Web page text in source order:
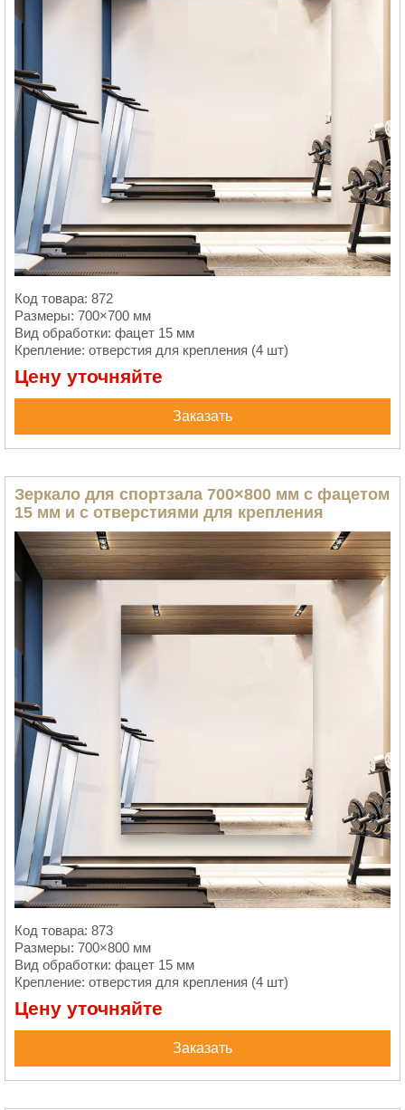
Код товара: 872
Размеры: 700×700 мм
Вид обработки: фацет 15 мм
Крепление: отверстия для крепления (4 шт)
Цену уточняйте
Заказать
Зеркало для спортзала 700×800 мм с фацетом
15 мм и с отверстиями для крепления
Код товара: 873
Размеры: 700×800 мм
Вид обработки: фацет 15 мм
Крепление: отверстия для крепления (4 шт)
Цену уточняйте
Заказать